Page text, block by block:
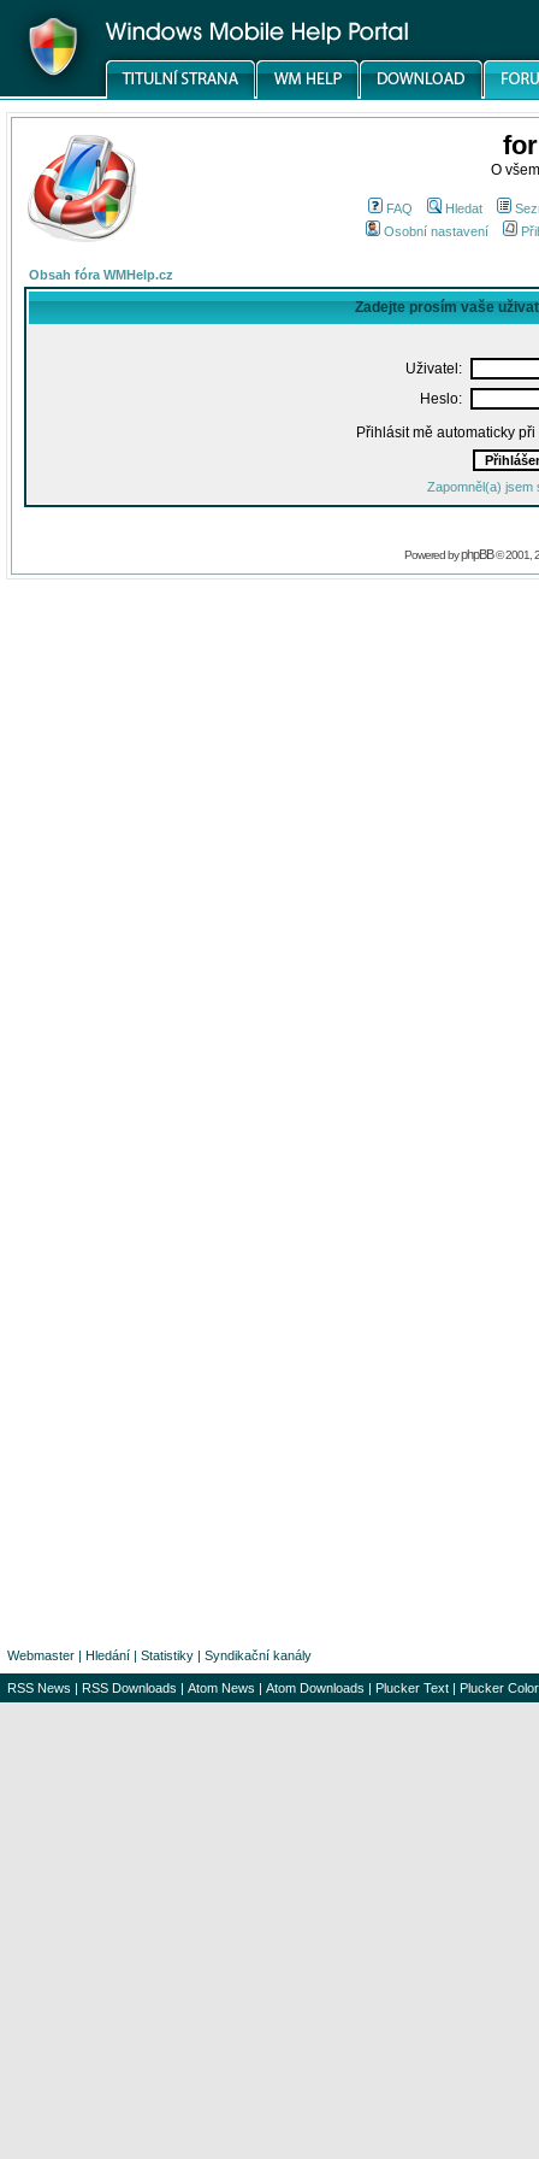
O
FAQ Hledat
Osobní nastavení
Obsah fóra WMHelp.cz
Zadejte prosím vaše
Uživatel:
Heslo:
Přihlásit mě automaticky
Zapomněl(a) jsem
Powered byphpBB© 2001,
Webmaster | Hledání | Statistiky | Syndikační kanály
RSS News | RSS Downloads | Atom News | Atom Downloads | Plucker Text | Plucker Color